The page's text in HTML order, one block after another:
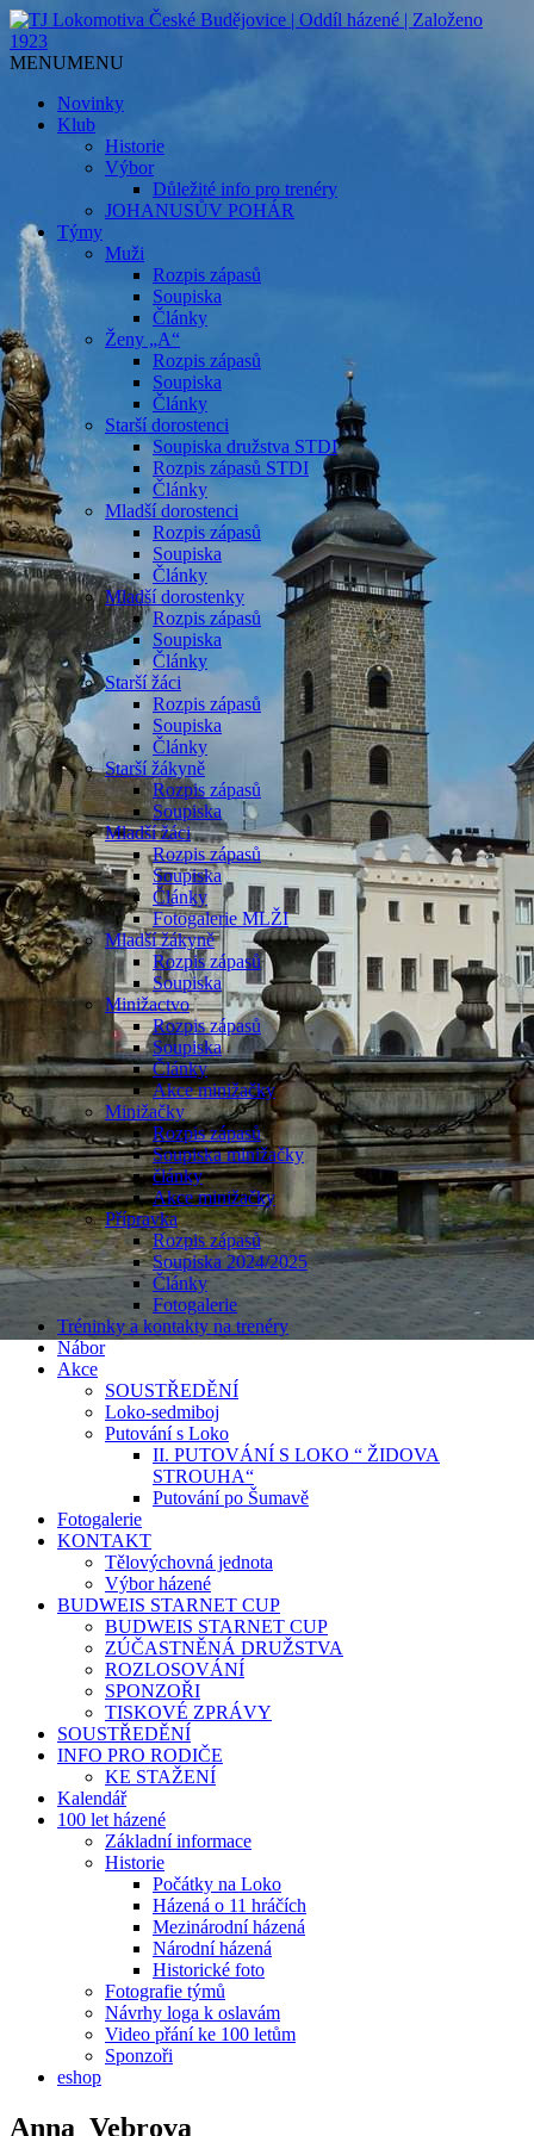
TJ Lokomotiva České
Budějovice | Oddíl házené |
Založeno 1923
Jediný házenkářský klub v Českých
Budějovicích, založen 1923.
MENUMENU
Novinky
Klub
Historie
Výbor
Důležité info pro trenéry
JOHANUSŮV POHÁR
Týmy
Muži
Rozpis zápasů
Soupiska
Články
Ženy „A“
Rozpis zápasů
Soupiska
Články
Starší dorostenci
Soupiska družstva STDI
Rozpis zápasů STDI
Články
Mladší dorostenci
Rozpis zápasů
Soupiska
Články
Mladší dorostenky
Rozpis zápasů
Soupiska
Články
Starší žáci
Rozpis zápasů
Soupiska
Články
Starší žákyně
Rozpis zápasů
Soupiska
Mladší žáci
Rozpis zápasů
Soupiska
Články
Fotogalerie MLŽI
Mladší žákyně
Rozpis zápasů
Soupiska
Minižactvo
Rozpis zápasů
Soupiska
Články
Akce minižačky
Minižačky
Rozpis zápasů
Soupiska minižačky
články
Akce minižačky
Přípravka
Rozpis zápasů
Soupiska 2024/2025
Články
Fotogalerie
Tréninky a kontakty na trenéry
Nábor
Akce
SOUSTŘEDĚNÍ
Loko-sedmiboj
Putování s Loko
II. PUTOVÁNÍ S LOKO “ ŽIDOVA
STROUHA“
Putování po Šumavě
Fotogalerie
KONTAKT
Tělovýchovná jednota
Výbor házené
BUDWEIS STARNET CUP
BUDWEIS STARNET CUP
ZÚČASTNĚNÁ DRUŽSTVA
ROZLOSOVÁNÍ
SPONZOŘI
TISKOVÉ ZPRÁVY
SOUSTŘEDĚNÍ
INFO PRO RODIČE
KE STAŽENÍ
Kalendář
100 let házené
Základní informace
Historie
Počátky na Loko
Házená o 11 hráčích
Mezinárodní házená
Národní házená
Historické foto
Fotografie týmů
Návrhy loga k oslavám
Video přání ke 100 letům
Sponzoři
eshop
Anna_Vebrova